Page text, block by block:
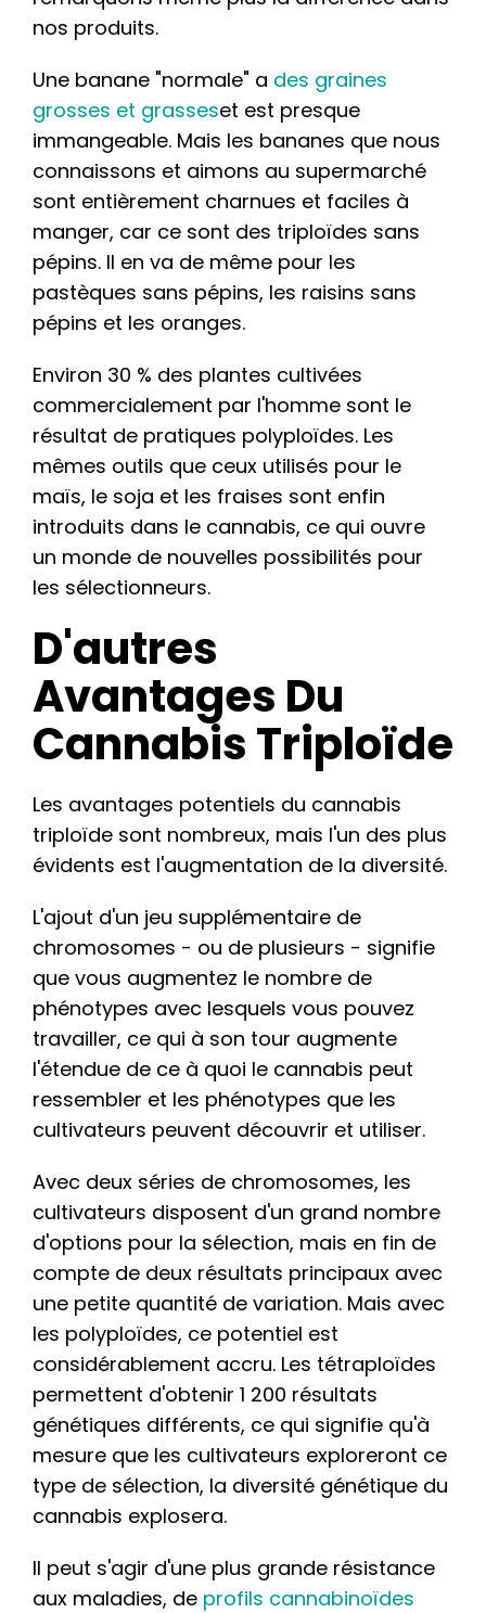
nos produits.
Une banane "normale" a des graines
grosses et grasseset est presque
immangeable. Mais les bananes que nous
connaissons et aimons au supermarché
sont entièrement charnues et faciles à
manger, car ce sont des triploïdes sans
pépins. Il en va de même pour les
pastèques sans pépins, les raisins sans
pépins et les oranges.
Environ 30 % des plantes cultivées
commercialement par l'homme sont le
résultat de pratiques polyploïdes. Les
mêmes outils que ceux utilisés pour le
maïs, le soja et les fraises sont enfin
introduits dans le cannabis, ce qui ouvre
un monde de nouvelles possibilités pour
les sélectionneurs.
D'autres
Avantages Du
Cannabis Triploïde
Les avantages potentiels du cannabis
triploïde sont nombreux, mais l'un des plus
évidents est l'augmentation de la diversité.
L'ajout d'un jeu supplémentaire de
chromosomes - ou de plusieurs - signifie
que vous augmentez le nombre de
phénotypes avec lesquels vous pouvez
travailler, ce qui à son tour augmente
l'étendue de ce à quoi le cannabis peut
ressembler et les phénotypes que les
cultivateurs peuvent découvrir et utiliser.
Avec deux séries de chromosomes, les
cultivateurs disposent d'un grand nombre
d'options pour la sélection, mais en fin de
compte de deux résultats principaux avec
une petite quantité de variation. Mais avec
les polyploïdes, ce potentiel est
considérablement accru. Les tétraploïdes
permettent d'obtenir 1 200 résultats
génétiques différents, ce qui signifie qu'à
mesure que les cultivateurs exploreront ce
type de sélection, la diversité génétique du
cannabis explosera.
Il peut s'agir d'une plus grande résistance
aux maladies, de profils cannabinoïdes